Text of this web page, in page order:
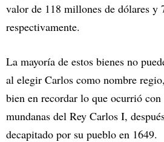
valor de 118 millones de dólares y
respectivamente.
La mayoría de estos bienes no
al elegir Carlos como nombre
bien en recordar lo que ocurrió con
mundanas del Rey Carlos I,
decapitado por su pueblo en 1649.